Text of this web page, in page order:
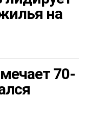
на
70-